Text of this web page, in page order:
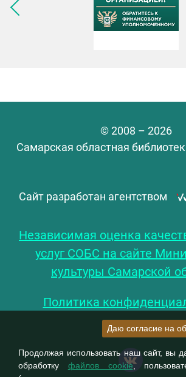
Следующее изображение
© 2008 – 2026
Самарская областная
Сайт разработан агентством
Независимая оценка
услуг СОБС на сайте
культуры Самарской
Политика
Даю согласие на
Продолжая использовать наш сайт, вы
обработку файлов cookie,